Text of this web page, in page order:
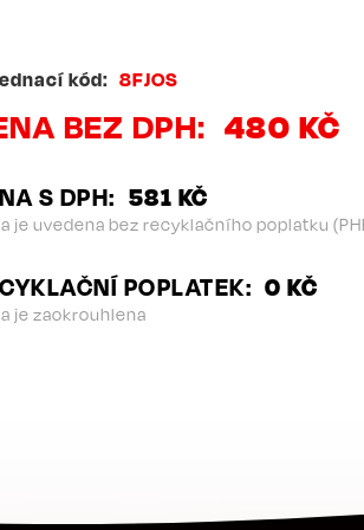
kód 8FJOS
BEZ DPH 480 KČ
S DPH 581 KČ
je uvedena bez recyklačního poplatku
POPLATEK 0 KČ
je zaokrouhlena